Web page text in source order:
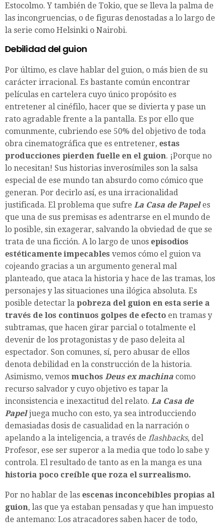
Estocolmo. Y también de Tokio, que se lleva la palma de
las incongruencias, o de figuras denostadas a lo largo de
la serie como Helsinki o Nairobi.
Debilidad del guion
Por último, es clave hablar del guion, o más bien de su
carácter irracional. Es bastante común encontrar
películas en cartelera cuyo único propósito es
entretener al cinéfilo, hacer que se divierta y pase un
rato agradable frente a la pantalla. Es por ello que
comunmente, cubriendo ese 50% del objetivo de toda
obra cinematográfica que es entretener, estas
producciones pierden fuelle en el guion. ¡Porque no
lo necesitan! Sus historias inverosímiles son la salsa
especial de ese mundo tan absurdo como cómico que
generan. Por decirlo así, es una irracionalidad
justificada. El problema que sufre La Casa de Papel es
que una de sus premisas es adentrarse en el mundo de
lo posible, sin exagerar, salvando la obviedad de que se
trata de una ficción. A lo largo de unos episodios
estéticamente impecables vemos cómo el guion va
cojeando gracias a un argumento general mal
planteado, que ataca la historia y hace de las tramas, los
personajes y las situaciones una ilógica absoluta. Es
posible detectar la pobreza del guion en esta serie a
través de los continuos golpes de efecto en tramas y
subtramas, que hacen girar parcial o totalmente el
devenir de los protagonistas y de paso deleita al
espectador. Son comunes, sí, pero abusar de ellos
denota debilidad en la construcción de la historia.
Asimismo, vemos muchos Deus ex machina como
recurso salvador y cuyo objetivo es tapar la
inconsistencia e inexactitud del relato. La Casa de
Papeljuega mucho con esto, ya sea introducciendo
demasiadas dosis de casualidad en la narración o
apelando a la inteligencia, a través de flashbacks, del
Profesor, ese ser superor a la media que todo lo sabe y
controla. El resultado de tanto as en la manga es una
historia poco creíble que roza el surrealismo.
Por no hablar de las escenas inconcebibles propias al
guion, las que ya estaban pensadas y que han impuesto
de antemano: Los atracadores saben hacer de todo,